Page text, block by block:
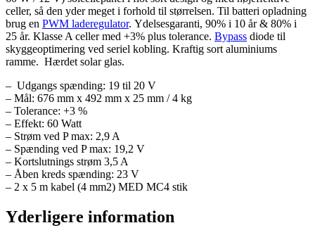
celler, så den yder meget i forhold til størrelsen. Til batteri opladning
brug en PWM laderegulator. Ydelsesgaranti, 90% i 10 år & 80% i
25 år. Klasse A celler med +3% plus tolerance. Bypass diode til
skyggeoptimering ved seriel kobling. Kraftig sort aluminiums
ramme. Hærdet solar glas.
– Udgangs spænding: 19 til 20 V
– Mål: 676 mm x 492 mm x 25 mm / 4 kg
– Tolerance: +3 %
– Effekt: 60 Watt
– Strøm ved P max: 2,9 A
– Spænding ved P max: 19,2 V
– Kortslutnings strøm 3,5 A
– Åben kreds spænding: 23 V
– 2 x 5 m kabel (4 mm2) MED MC4 stik
Yderligere information